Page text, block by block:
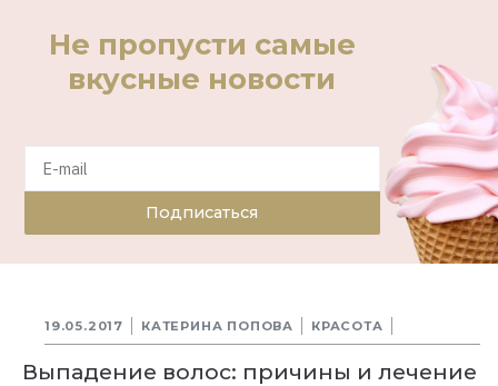
Не пропусти самые
вкусные новости
Подписаться
19.05.2017 КАТЕРИНА ПОПОВА КРАСОТА
Выпадение волос: причины и лечение